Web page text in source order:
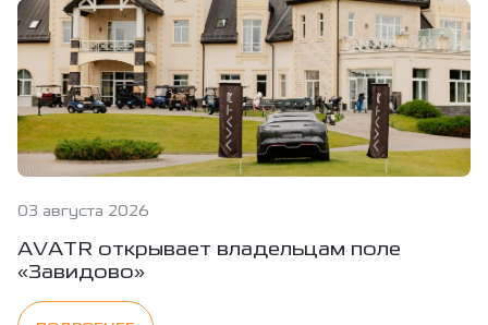
03 августа 2026
AVATR открывает владельцам поле
«Завидово»